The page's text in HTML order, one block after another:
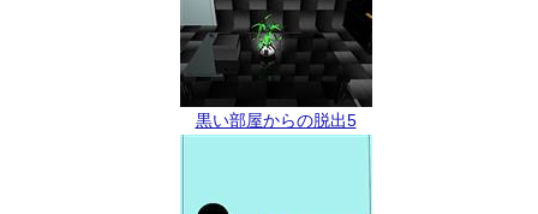
黒い部屋からの脱出5